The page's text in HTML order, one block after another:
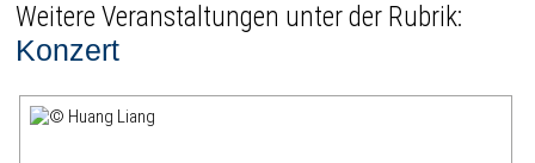
Weitere Veranstaltungen unter der Rubrik:
Konzert